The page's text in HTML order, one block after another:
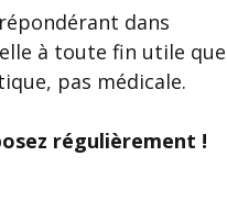
dans
à toute fin utile que
pas médicale.
régulièrement !